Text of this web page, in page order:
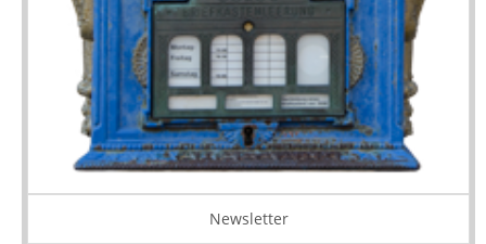
Newsletter